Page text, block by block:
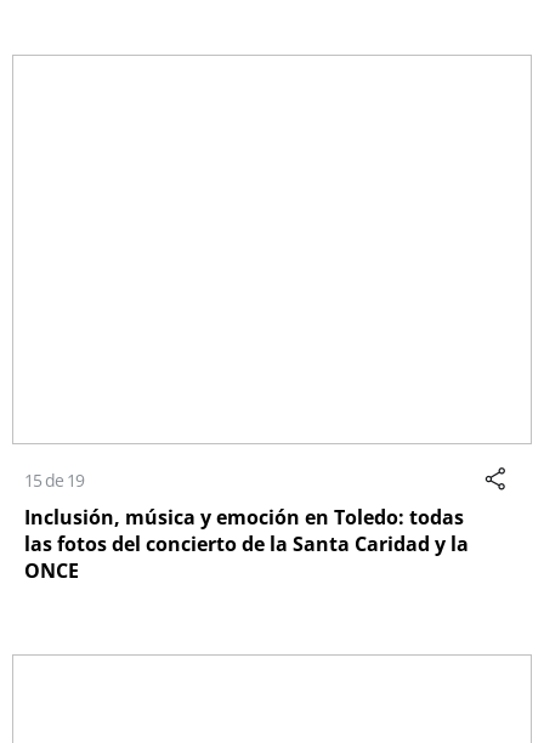
15 de 19
Inclusión, música y emoción en Toledo: todas
las fotos del concierto de la Santa Caridad y la
ONCE